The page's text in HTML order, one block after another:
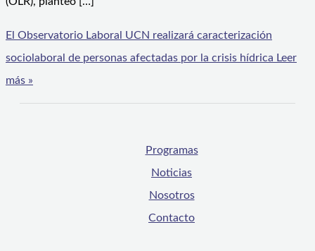
El Observatorio Laboral UCN realizará caracterización
sociolaboral de personas afectadas por la crisis hídrica Leer
más »
Programas
Noticias
Nosotros
Contacto